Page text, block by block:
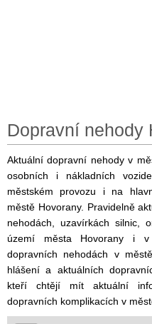
Dopravní nehody
Aktuální dopravní nehody v
osobních i nákladních
městském provozu i na
městě Hovorany. Pravidelně
nehodách, uzavírkách silnic,
území města Hovorany i
dopravních nehodách v
hlášení a aktuálních
kteří chtějí mít aktuální
dopravních komplikacích v